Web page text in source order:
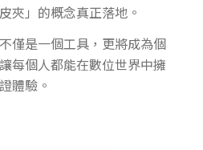
夾」的概念真正落地。
僅是一個工具，更將成為個
每個人都能在數位世界中擁
體驗。